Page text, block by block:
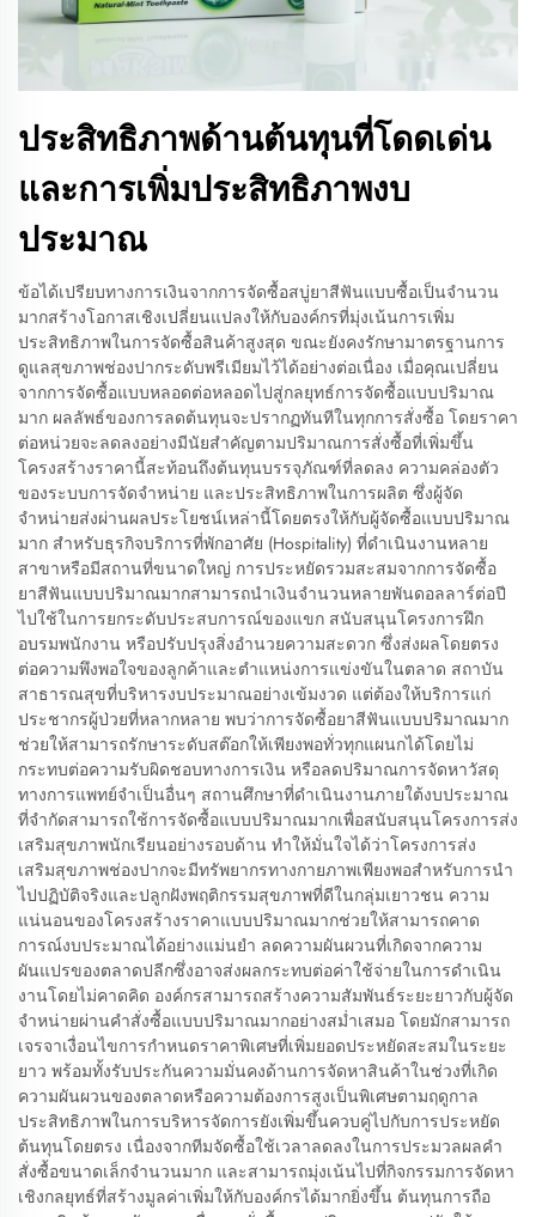
ประสิทธิภาพด้านต้นทุนที่โดดเด่น
และการเพิ่มประสิทธิภาพงบ
ประมาณ
ข้อได้เปรียบทางการเงินจากการจัดซื้อสบู่ยาสีฟันแบบซื้อเป็นจำนวน
มากสร้างโอกาสเชิงเปลี่ยนแปลงให้กับองค์กรที่มุ่งเน้นการเพิ่ม
ประสิทธิภาพในการจัดซื้อสินค้าสูงสุด ขณะยังคงรักษามาตรฐานการ
ดูแลสุขภาพช่องปากระดับพรีเมียมไว้ได้อย่างต่อเนื่อง เมื่อคุณเปลี่ยน
จากการจัดซื้อแบบหลอดต่อหลอดไปสู่กลยุทธ์การจัดซื้อแบบปริมาณ
มาก ผลลัพธ์ของการลดต้นทุนจะปรากฏทันทีในทุกการสั่งซื้อ โดยราคา
ต่อหน่วยจะลดลงอย่างมีนัยสำคัญตามปริมาณการสั่งซื้อที่เพิ่มขึ้น
โครงสร้างราคานี้สะท้อนถึงต้นทุนบรรจุภัณฑ์ที่ลดลง ความคล่องตัว
ของระบบการจัดจำหน่าย และประสิทธิภาพในการผลิต ซึ่งผู้จัด
จำหน่ายส่งผ่านผลประโยชน์เหล่านี้โดยตรงให้กับผู้จัดซื้อแบบปริมาณ
มาก สำหรับธุรกิจบริการที่พักอาศัย (Hospitality) ที่ดำเนินงานหลาย
สาขาหรือมีสถานที่ขนาดใหญ่ การประหยัดรวมสะสมจากการจัดซื้อ
ยาสีฟันแบบปริมาณมากสามารถนำเงินจำนวนหลายพันดอลลาร์ต่อปี
ไปใช้ในการยกระดับประสบการณ์ของแขก สนับสนุนโครงการฝึก
อบรมพนักงาน หรือปรับปรุงสิ่งอำนวยความสะดวก ซึ่งส่งผลโดยตรง
ต่อความพึงพอใจของลูกค้าและตำแหน่งการแข่งขันในตลาด สถาบัน
สาธารณสุขที่บริหารงบประมาณอย่างเข้มงวด แต่ต้องให้บริการแก่
ประชากรผู้ป่วยที่หลากหลาย พบว่าการจัดซื้อยาสีฟันแบบปริมาณมาก
ช่วยให้สามารถรักษาระดับสต๊อกให้เพียงพอทั่วทุกแผนกได้โดยไม่
กระทบต่อความรับผิดชอบทางการเงิน หรือลดปริมาณการจัดหาวัสดุ
ทางการแพทย์จำเป็นอื่นๆ สถานศึกษาที่ดำเนินงานภายใต้งบประมาณ
ที่จำกัดสามารถใช้การจัดซื้อแบบปริมาณมากเพื่อสนับสนุนโครงการส่ง
เสริมสุขภาพนักเรียนอย่างรอบด้าน ทำให้มั่นใจได้ว่าโครงการส่ง
เสริมสุขภาพช่องปากจะมีทรัพยากรทางกายภาพเพียงพอสำหรับการนำ
ไปปฏิบัติจริงและปลูกฝังพฤติกรรมสุขภาพที่ดีในกลุ่มเยาวชน ความ
แน่นอนของโครงสร้างราคาแบบปริมาณมากช่วยให้สามารถคาด
การณ์งบประมาณได้อย่างแม่นยำ ลดความผันผวนที่เกิดจากความ
ผันแปรของตลาดปลีกซึ่งอาจส่งผลกระทบต่อค่าใช้จ่ายในการดำเนิน
งานโดยไม่คาดคิด องค์กรสามารถสร้างความสัมพันธ์ระยะยาวกับผู้จัด
จำหน่ายผ่านคำสั่งซื้อแบบปริมาณมากอย่างสม่ำเสมอ โดยมักสามารถ
เจรจาเงื่อนไขการกำหนดราคาพิเศษที่เพิ่มยอดประหยัดสะสมในระยะ
ยาว พร้อมทั้งรับประกันความมั่นคงด้านการจัดหาสินค้าในช่วงที่เกิด
ความผันผวนของตลาดหรือความต้องการสูงเป็นพิเศษตามฤดูกาล
ประสิทธิภาพในการบริหารจัดการยังเพิ่มขึ้นควบคู่ไปกับการประหยัด
ต้นทุนโดยตรง เนื่องจากทีมจัดซื้อใช้เวลาลดลงในการประมวลผลคำ
สั่งซื้อขนาดเล็กจำนวนมาก และสามารถมุ่งเน้นไปที่กิจกรรมการจัดหา
เชิงกลยุทธ์ที่สร้างมูลค่าเพิ่มให้กับองค์กรได้มากยิ่งขึ้น ต้นทุนการถือ